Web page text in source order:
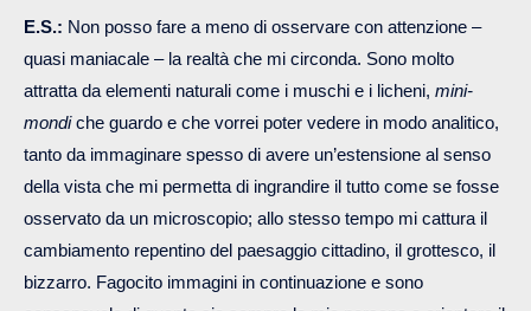
E.S.: Non posso fare a meno di osservare con attenzione –
quasi maniacale – la realtà che mi circonda. Sono molto
attratta da elementi naturali come i muschi e i licheni, mini-
mondiche guardo e che vorrei poter vedere in modo analitico,
tanto da immaginare spesso di avere un’estensione al senso
della vista che mi permetta di ingrandire il tutto come se fosse
osservato da un microscopio; allo stesso tempo mi cattura il
cambiamento repentino del paesaggio cittadino, il grottesco, il
bizzarro. Fagocito immagini in continuazione e sono